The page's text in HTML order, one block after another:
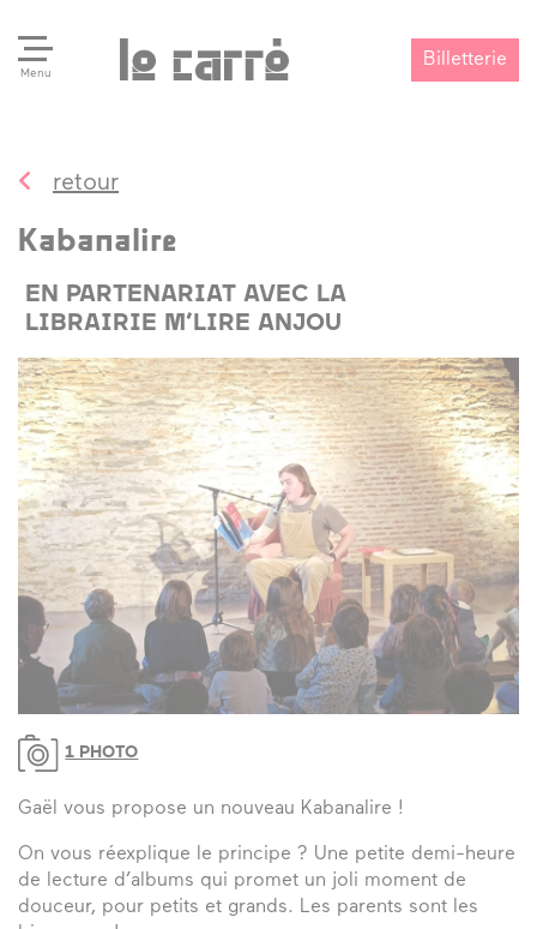
Menu
Billetterie
retour
Kabanalire
EN PARTENARIAT AVEC LA
LIBRAIRIE M’LIRE ANJOU
1 PHOTO
Gaël vous propose un nouveau Kabanalire !
On vous réexplique le principe ? Une petite demi-heure
de lecture d’albums qui promet un joli moment de
douceur, pour petits et grands. Les parents sont les